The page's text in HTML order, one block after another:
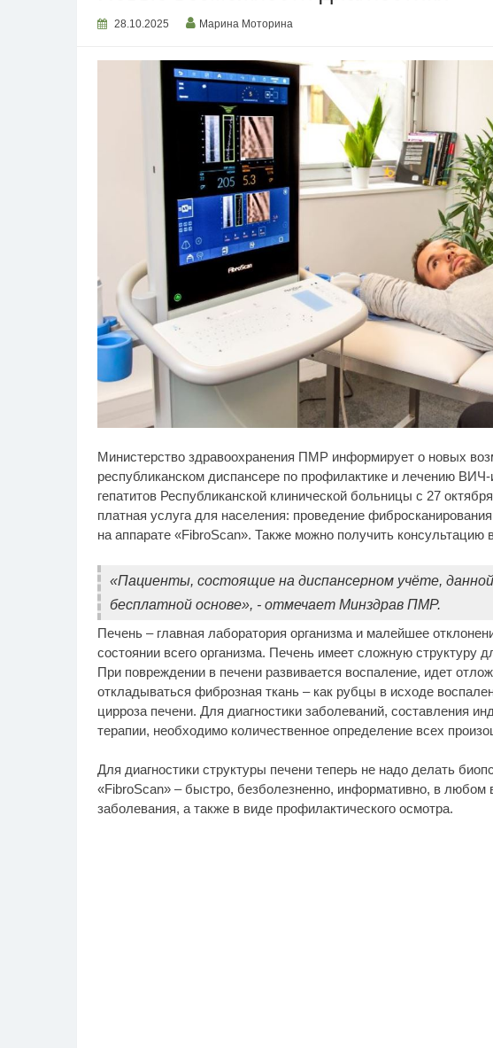
28.10.2025 Марина Моторина
Министерство здравоохранения ПМР информирует о новых
республиканском диспансере по профилактике и лечению
гепатитов Республиканской клинической больницы с 27
платная услуга для населения: проведение
на аппарате «FibroScan». Также можно получить консультацию
«Пациенты, состоящие на диспансерном учёте, данной
бесплатной основе», - отмечает Минздрав ПМР.
Печень – главная лаборатория организма и малейшее
состоянии всего организма. Печень имеет сложную структуру
При повреждении в печени развивается воспаление, идет
откладываться фиброзная ткань – как рубцы в исходе
цирроза печени. Для диагностики заболеваний, составления
терапии, необходимо количественное определение всех
Для диагностики структуры печени теперь не надо делать
«FibroScan» – быстро, безболезненно, информативно, в любом
заболевания, а также в виде профилактического осмотра.
огурцы в холодильнике:
есть один маленький
в Красноярске
спастись